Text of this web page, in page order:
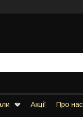
Акції Про нас